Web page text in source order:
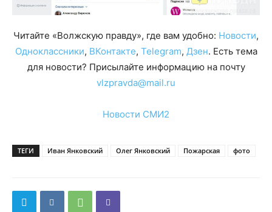
Читайте «Волжскую правду», где вам удобно: Новости,
Одноклассники, ВКонтакте, Telegram, Дзен. Есть тема
для новости? Присылайте информацию на почту
vlzpravda@mail.ru
Новости СМИ2
ТЕГИ Иван Янковский Олег Янковский Пожарская фото